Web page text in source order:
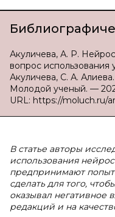
Акуличева, А. Р.
вопрос
Акуличева, С. А.
Молодой ученый. —
URL: https://moluch.ru/
В статье авторы
использования
предпринимают
сделать для того,
оказывал негативное
редакций и на